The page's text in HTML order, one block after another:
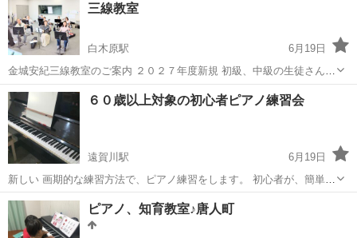
三線教室
白木原駅
6月19日
金城安紀三線教室のご案内 ２０２７年度新規 初級、中級の生徒さん募
集致します。 全く三線が弾けない方、三線があるけど弾けずに置いて
る方、親切丁寧に教えます。 教室案内 ●大野城初級教室...
福岡 大野城市 白木原駅 三味線 三線
６０歳以上対象の初心者ピアノ練習会
遠賀川駅
6月19日
新しい 画期的な練習方法で、ピアノ練習をします。 初心者が、簡単に
マスターする練習方法です。 ♥️ピアノ弾き語り だけなら、一回で、マ
スターします 入会金や、会費は不要です。一回参加する度に、コーヒ
ー代(５００円)払えば、...
福岡 遠賀郡 遠賀川駅 ピアノ 60歳
ピアノ、知育教室♪唐人町